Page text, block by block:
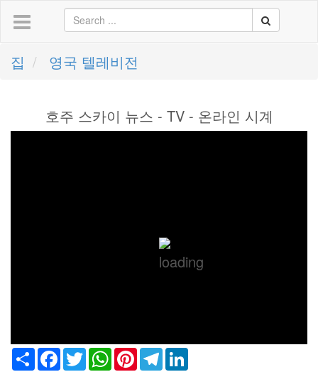
집 영국 텔레비전
호주 스카이 뉴스 - TV - 온라인 시계
ShareFacebook
TwitterWhatsApp
PinterestTelegram